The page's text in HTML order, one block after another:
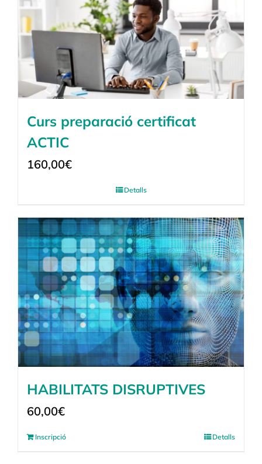
Curs preparació certificat
ACTIC
160,00€
Detalls
HABILITATS DISRUPTIVES
60,00€
Inscripció Detalls